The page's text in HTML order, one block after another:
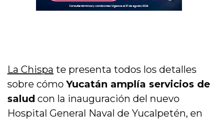
La Chispa te presenta todos los detalles
sobre cómoYucatán amplía servicios de
salud con la inauguración del nuevo
Hospital General Naval de Yucalpetén, en